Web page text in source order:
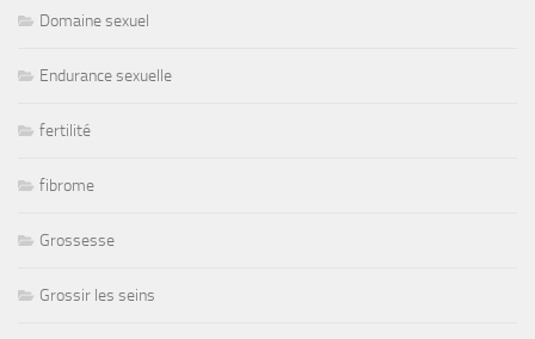
Domaine sexuel
Endurance sexuelle
fertilité
fibrome
Grossesse
Grossir les seins